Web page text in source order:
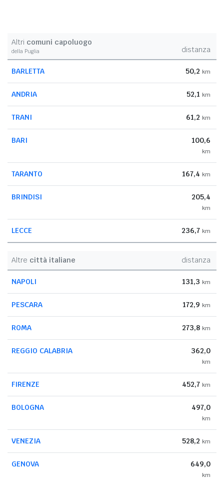
Altri comuni capoluogo
della Puglia distanza
BARLETTA 50,2 km
ANDRIA 52,1 km
TRANI 61,2 km
BARI 100,6
km
TARANTO 167,4 km
BRINDISI 205,4
km
LECCE 236,7 km
Altre città italiane distanza
NAPOLI 131,3 km
PESCARA 172,9 km
ROMA 273,8 km
REGGIO CALABRIA 362,0
km
FIRENZE 452,7 km
BOLOGNA 497,0
km
VENEZIA 528,2 km
GENOVA 649,0
km